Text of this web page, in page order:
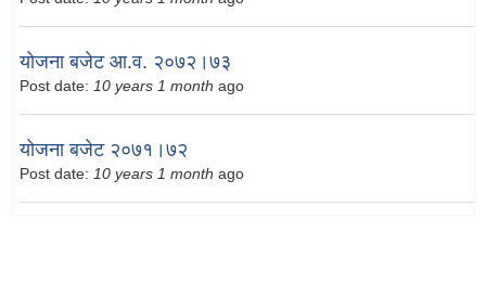
योजना बजेट आ.व. २०७२।७३
Post date: 10 years 1 month ago
योजना बजेट २०७१।७२
Post date: 10 years 1 month ago